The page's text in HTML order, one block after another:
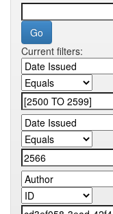
Current filters: